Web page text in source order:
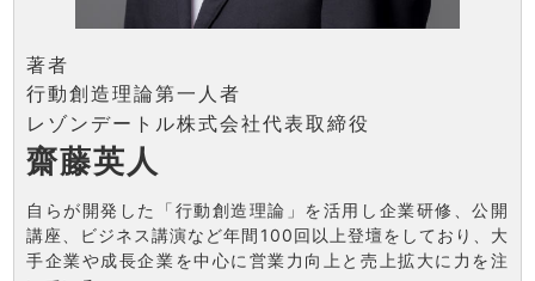
著者
行動創造理論第一人者
レゾンデートル株式会社代表取締役
齋藤英人
自らが開発した「行動創造理論」を活用し企業研修、公開
講座、ビジネス講演など年間100回以上登壇をしており、大
手企業や成長企業を中心に営業力向上と売上拡大に力を注